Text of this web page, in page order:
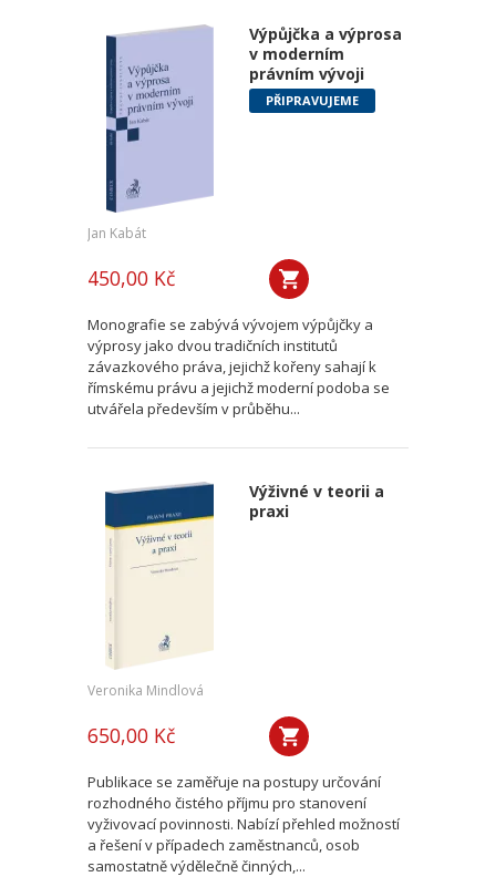
Výpůjčka a výprosa
v moderním
právním vývoji
PŘIPRAVUJEME
Jan Kabát
450,00 Kč
Monografie se zabývá vývojem výpůjčky a
výprosy jako dvou tradičních institutů
závazkového práva, jejichž kořeny sahají k
římskému právu a jejichž moderní podoba se
utvářela především v průběhu...
Výživné v teorii a
praxi
Veronika Mindlová
650,00 Kč
Publikace se zaměřuje na postupy určování
rozhodného čistého příjmu pro stanovení
vyživovací povinnosti. Nabízí přehled možností
a řešení v případech zaměstnanců, osob
samostatně výdělečně činných,...